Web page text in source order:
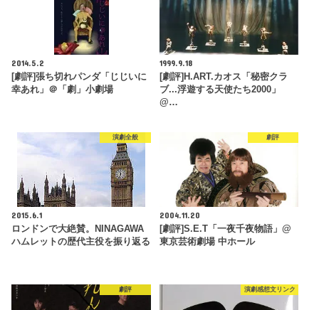
2014.5.2
[劇評]張ち切れパンダ「じじいに
幸あれ」＠「劇」小劇場
1999.9.18
[劇評]H.ART.カオス「秘密クラ
ブ...浮遊する天使たち2000」
@…
演劇全般
2015.6.1
ロンドンで大絶賛。NINAGAWA
ハムレットの歴代主役を振り返る
劇評
2004.11.20
[劇評]S.E.T「一夜千夜物語」@
東京芸術劇場 中ホール
劇評 演劇感想文リンク